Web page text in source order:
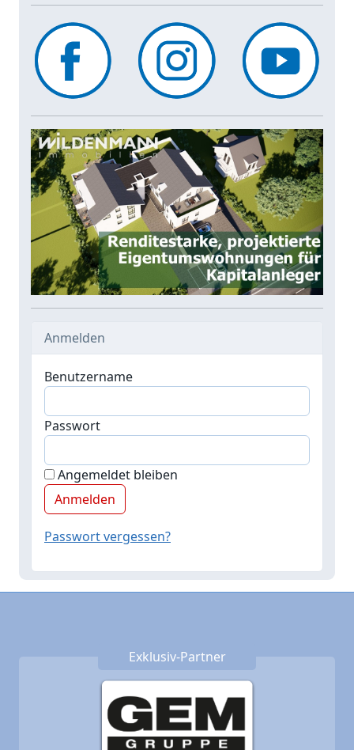
Anmelden
Benutzername
Passwort
Angemeldet bleiben
Passwort vergessen?
Exklusiv-Partner